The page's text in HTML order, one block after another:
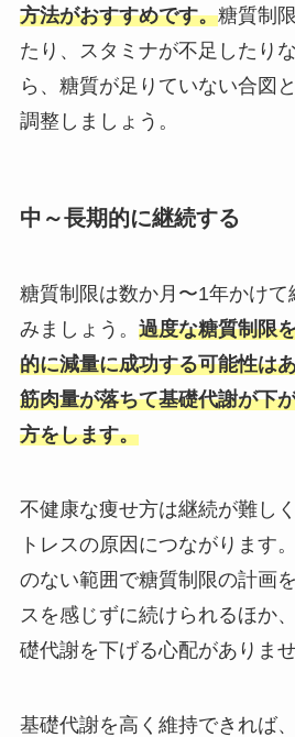
方法がおすすめです。糖質制
たり、スタミナが不足したり
ら、糖質が足りていない合図
調整しましょう。
中～長期的に継続する
糖質制限は数か月〜1年かけて
みましょう。 過度な糖質制限
的に減量に成功する可能性は
筋肉量が落ちて基礎代謝が下
方をします。
不健康な痩せ方は継続が難し
トレスの原因につながります
のない範囲で糖質制限の計画
スを感じずに続けられるほか
礎代謝を下げる心配がありませ
基礎代謝を高く維持できれば